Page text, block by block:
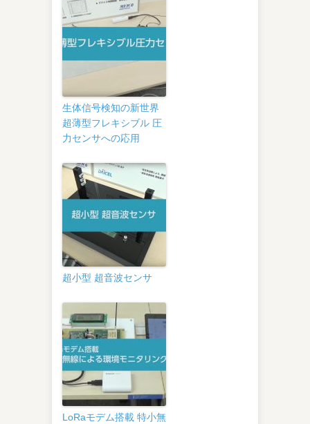
生体信号検知の新世界
超薄型フレキシブル 圧
力センサへの応用
超小型 超音波センサ
LoRaモデム搭載 特小無